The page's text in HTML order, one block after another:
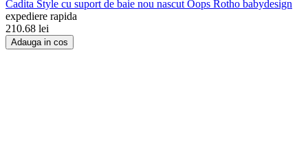
Cadita Style cu suport de baie nou nascut Oops Rotho babydesign
expediere rapida
210.68 lei
Adauga in cos